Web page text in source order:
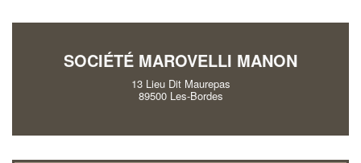
SOCIÉTÉ MAROVELLI MANON
13 Lieu Dit Maurepas
89500 Les-Bordes